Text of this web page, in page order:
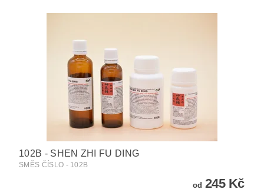
102B - SHEN ZHI FU DING
SMĚS ČÍSLO - 102B
od 245 Kč